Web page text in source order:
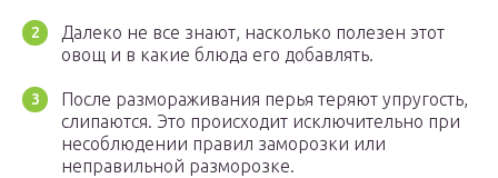
Далеко не все знают, насколько полезен этот
овощ и в какие блюда его добавлять.
После размораживания перья теряют упругость,
слипаются. Это происходит исключительно при
несоблюдении правил заморозки или
неправильной разморозке.